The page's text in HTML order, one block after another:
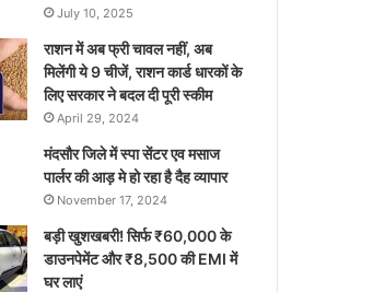
July 10, 2025
राशन में अब फ्री चावल नहीं, अब
मिलेंगी ये 9 चीजें, राशन कार्ड धारकों के
लिए सरकार ने बदल दी पूरी स्कीम
April 29, 2024
मंदसौर जिले में स्पा सेंटर एव मसाज
पार्लर की आड़ मे हो रहा है दैह व्यापार
November 17, 2024
बड़ी खुशखबरी! सिर्फ ₹60,000 के
डाउनपेमेंट और ₹8,500 की EMI में
घर लाएं